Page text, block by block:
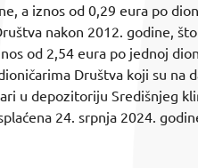
a iznos od 0,29 eura po
nakon 2012. godine, što
od 2,54 eura po jednoj
Društva koji su na
u depozitoriju Središnjeg
24. srpnja 2024.